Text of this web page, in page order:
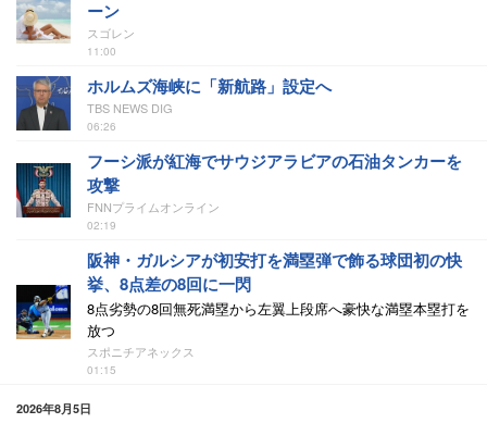
ーン
スゴレン
11:00
ホルムズ海峡に「新航路」設定へ
TBS NEWS DIG
06:26
フーシ派が紅海でサウジアラビアの石油タンカーを
攻撃
FNNプライムオンライン
02:19
阪神・ガルシアが初安打を満塁弾で飾る球団初の快
挙、8点差の8回に一閃
8点劣勢の8回無死満塁から左翼上段席へ豪快な満塁本塁打を
放つ
スポニチアネックス
01:15
2026年8月5日